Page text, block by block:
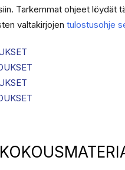
Tarkemmat ohjeet löydät
valtakirjojen tulostusohje